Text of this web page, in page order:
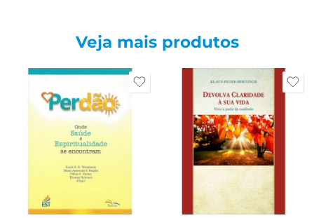
Veja mais produtos